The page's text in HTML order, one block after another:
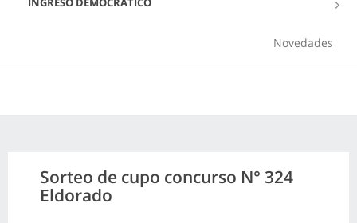
Novedades
Sorteo de cupo concurso N° 324
Eldorado